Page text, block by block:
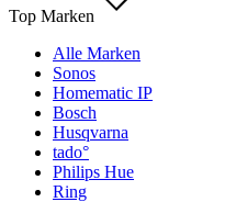
Top Marken
Alle Marken
Sonos
Homematic IP
Bosch
Husqvarna
tado°
Philips Hue
Ring